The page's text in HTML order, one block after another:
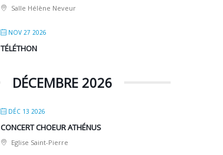
Salle Hélène Neveur
NOV 27 2026
TÉLÉTHON
DÉCEMBRE 2026
DÉC 13 2026
CONCERT CHOEUR ATHÉNUS
Eglise Saint-Pierre